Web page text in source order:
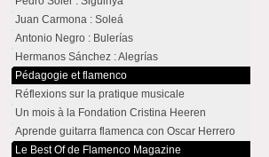
Juan Carmona : Soleá
Antonio Negro : Bulerías
Hermanos Sánchez : Alegrías
Pédagogie et flamenco
Réflexions sur la pratique musicale
Un mois à la Fondation Cristina Heeren
Aprende guitarra flamenca con Oscar Herrero
Le Best Of de Flamenco Magazine